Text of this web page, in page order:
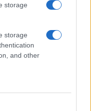
storage
storage
and other
Olbia ombelico del
la vicesindaco:
visita privata̶…